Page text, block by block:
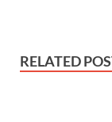
RELATED